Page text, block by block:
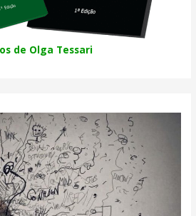
de Olga Tessari